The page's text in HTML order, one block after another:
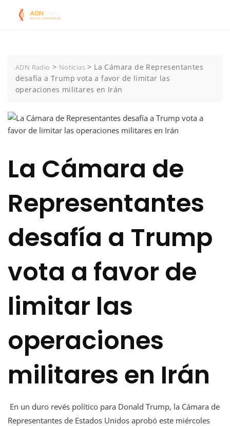
ADN Radio > Noticias > La Cámara de Representantes
desafía a Trump vota a favor de limitar las
operaciones militares en Irán
La Cámara de
Representantes
desafía a Trump
vota a favor de
limitar las
operaciones
militares en Irán
En un duro revés político para Donald Trump, la Cámara de
Representantes de Estados Unidos aprobó este miércoles